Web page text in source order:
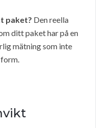
paket? Den reella
ditt paket har på en
mätning som inte